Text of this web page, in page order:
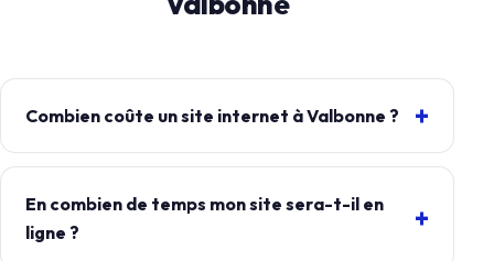
Combien coûte un site internet à Valbonne ?
En combien de temps mon site sera-t-il en
ligne ?